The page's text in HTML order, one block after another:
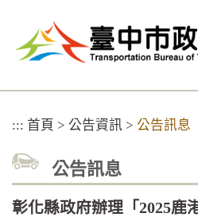
容
::: 首頁 > 公告資訊 > 公告訊息
公告訊息
彰化縣政府辦理「2025鹿